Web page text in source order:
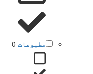
مطبوعات 0